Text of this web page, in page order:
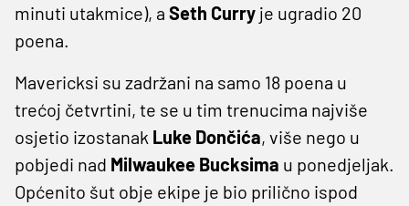
minuti utakmice), a Seth Curry je ugradio 20
poena.
Mavericksi su zadržani na samo 18 poena u
trećoj četvrtini, te se u tim trenucima najviše
osjetio izostanak Luke Dončića, više nego u
pobjedi nad Milwaukee Bucksima u ponedjeljak.
Općenito šut obje ekipe je bio prilično ispod